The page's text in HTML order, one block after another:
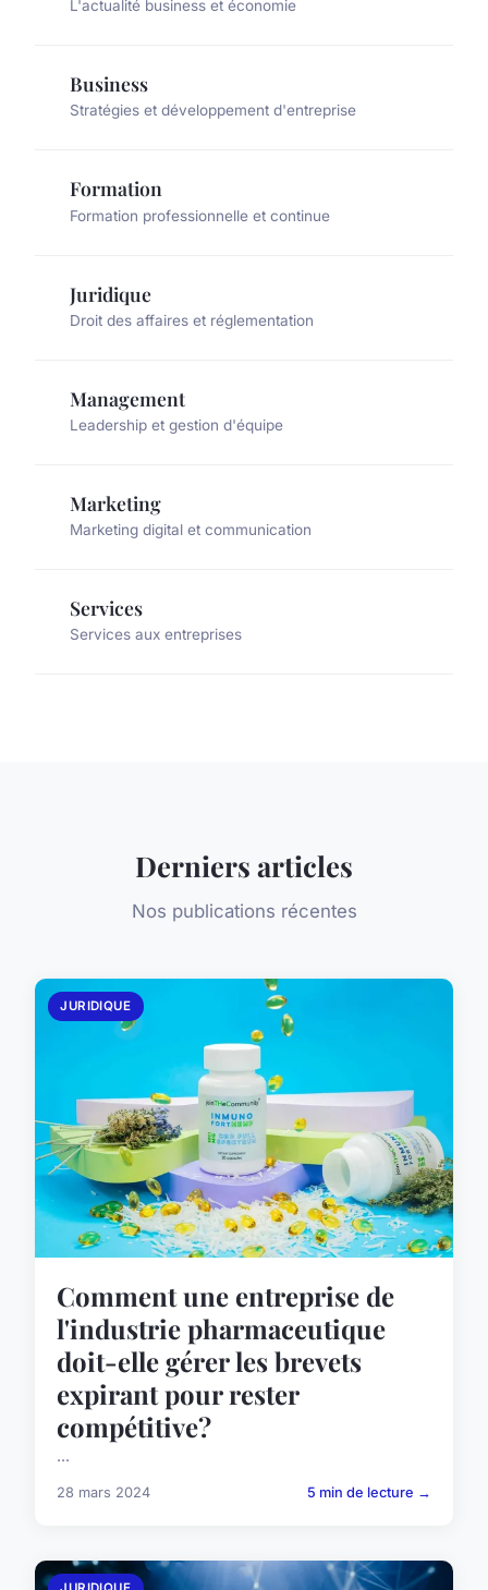
L'actualité business et économie
Business
Stratégies et développement d'entreprise
Formation
Formation professionnelle et continue
Juridique
Droit des affaires et réglementation
Management
Leadership et gestion d'équipe
Marketing
Marketing digital et communication
Services
Services aux entreprises
Derniers articles
Nos publications récentes
JURIDIQUE
Comment une entreprise de
l'industrie pharmaceutique
doit-elle gérer les brevets
expirant pour rester
compétitive?
...
28 mars 2024 5 min de lecture →